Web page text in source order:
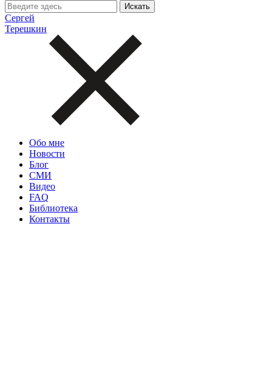
Сергей
Терешкин
Обо мне
Новости
Блог
СМИ
Видео
FAQ
Библиотека
Контакты